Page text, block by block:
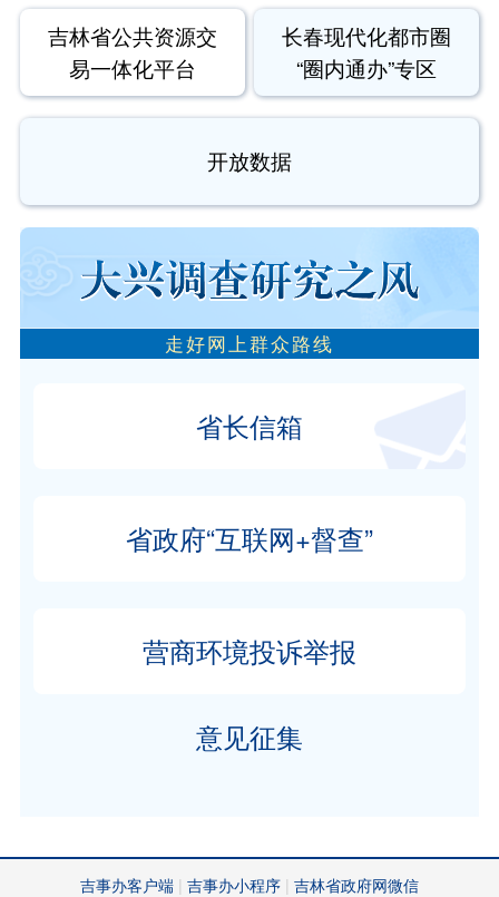
吉林省公共资源交
易一体化平台
长春现代化都市圈
“圈内通办”专区
开放数据
走好网上群众路线
省长信箱
省政府“互联网+督查”
营商环境投诉举报
意见征集
吉事办客户端 吉事办小程序 吉林省政府网微信